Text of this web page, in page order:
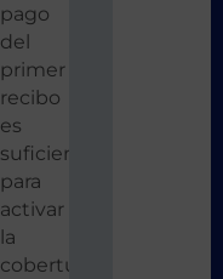
pago
del
primer
recibo
es
suficiente
para
activar
la
cobertura.